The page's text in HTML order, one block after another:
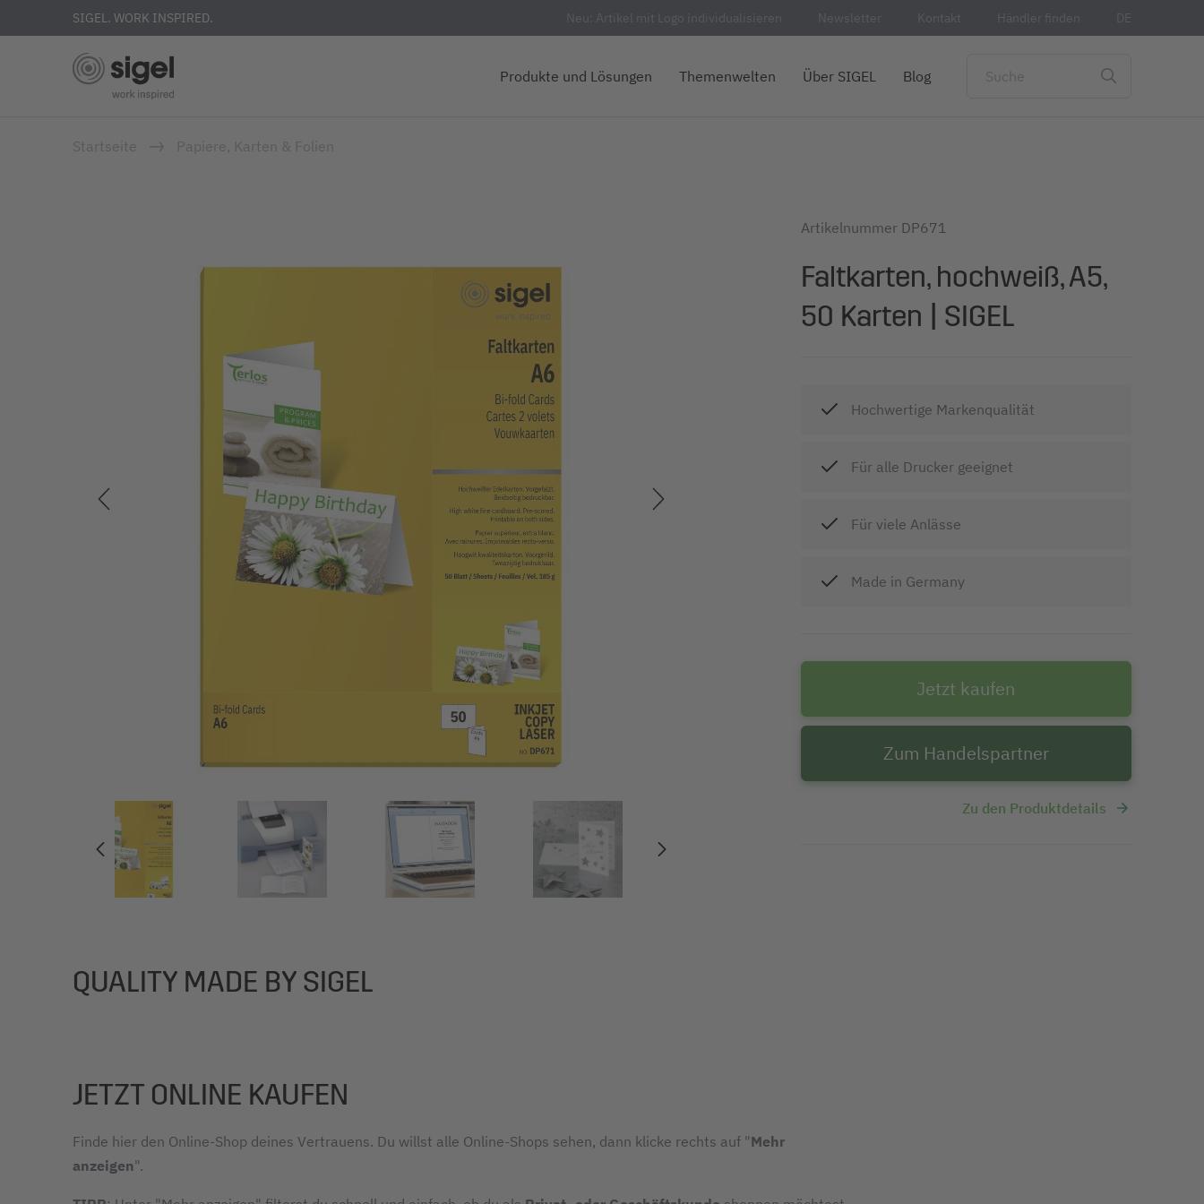
SIGEL. WORK INSPIRED. Neu: Artikel mit Logo individualisieren Newsletter Kontakt Händler finden DE
Produkte und Lösungen Themenwelten Über SIGEL Blog
Startseite Papiere, Karten & Folien
Artikelnummer DP671
Faltkarten, hochweiß, A5,
50 Karten | SIGEL
Hochwertige Markenqualität
Für alle Drucker geeignet
Für viele Anlässe
Made in Germany
Jetzt kaufen
Zum Handelspartner
Zu den Produktdetails
QUALITY MADE BY SIGEL
JETZT ONLINE KAUFEN
Finde hier den Online-Shop deines Vertrauens. Du willst alle Online-Shops sehen, dann klicke rechts auf "Mehr
anzeigen".